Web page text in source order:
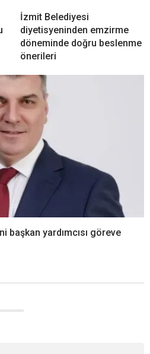
İzmit Belediyesi
diyetisyeninden emzirme
döneminde doğru beslenme
önerileri
başkan yardımcısı göreve